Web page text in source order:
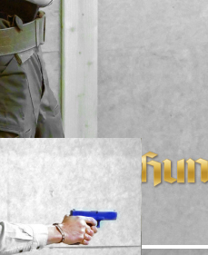
Seminar